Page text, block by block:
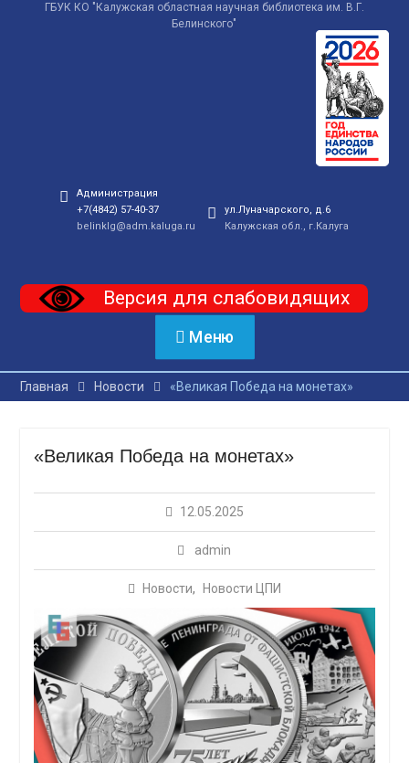
ГБУК КО "Калужская областная научная библиотека им. В.Г.
Белинского"
Администрация
+7(4842) 57-40-37
belinklg@adm.kaluga.ru
ул.Луначарского, д.6
Калужская обл., г.Калуга
Версия для слабовидящих
Меню
Главная Новости «Великая Победа на монетах»
«Великая Победа на монетах»
12.05.2025
admin
Новости, Новости ЦПИ